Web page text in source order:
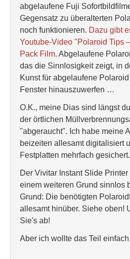
abgelaufene Fuji
Gegensatz zu überalterten
noch funktionieren. Dazu gibt
Youtube-Video "Polaroid Tips
Pack Film. Abgelaufene
das die Sinnlosigkeit zeigt, in
Kunst für abgelaufene
Fenster hinauszuwerfen …
O.K., meine Dias sind längst
der örtlichen
"abgeraucht". Ich habe meine
beizeiten allesamt digitalisiert
Festplatten mehrfach gesichert.
Der Vivitar Instant Slide
einem weiteren Grund sinnlos
Grund: Die benötigten
allesamt hinüber. Siehe oben!
Sie's ab!
Aber ich wollte das Teil